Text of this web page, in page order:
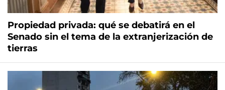
Propiedad privada: qué se debatirá en el
Senado sin el tema de la extranjerización de
tierras